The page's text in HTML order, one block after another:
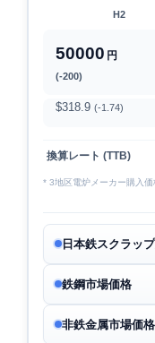
H2
50000 円
(-200)
$318.9 (-1.74)
換算レート (TTB)
* 3地区電炉メーカー購入価
日本鉄スクラッ
鉄鋼市場価格
非鉄金属市場価格